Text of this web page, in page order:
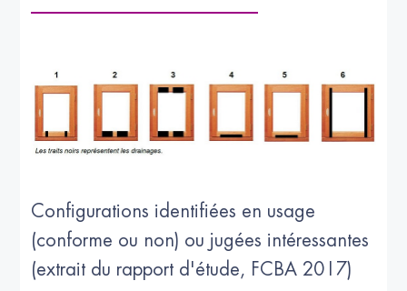
Configurations identifiées en usage
(conforme ou non) ou jugées intéressantes
(extrait du rapport d'étude, FCBA 2017)